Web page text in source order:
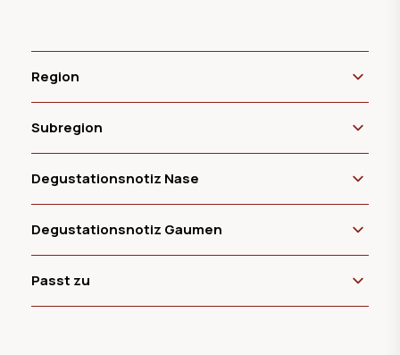
Region
Subregion
Degustationsnotiz Nase
Degustationsnotiz Gaumen
Passt zu